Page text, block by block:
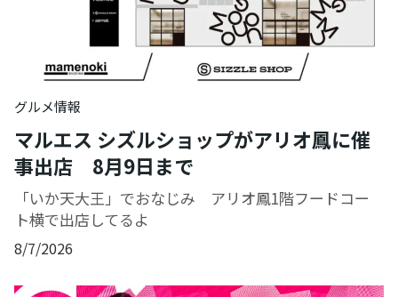
グルメ情報
マルエス シズルショップがアリオ鳳に催
事出店 8月9日まで
「いか天大王」でおなじみ アリオ鳳1階フードコー
ト横で出店してるよ
8/7/2026